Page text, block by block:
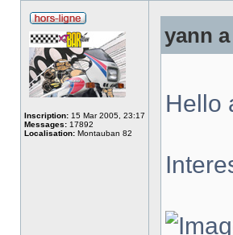
Inscription: 15 Mar 2005, 23:17
Messages: 17892
Localisation: Montauban 82
yann
Hello